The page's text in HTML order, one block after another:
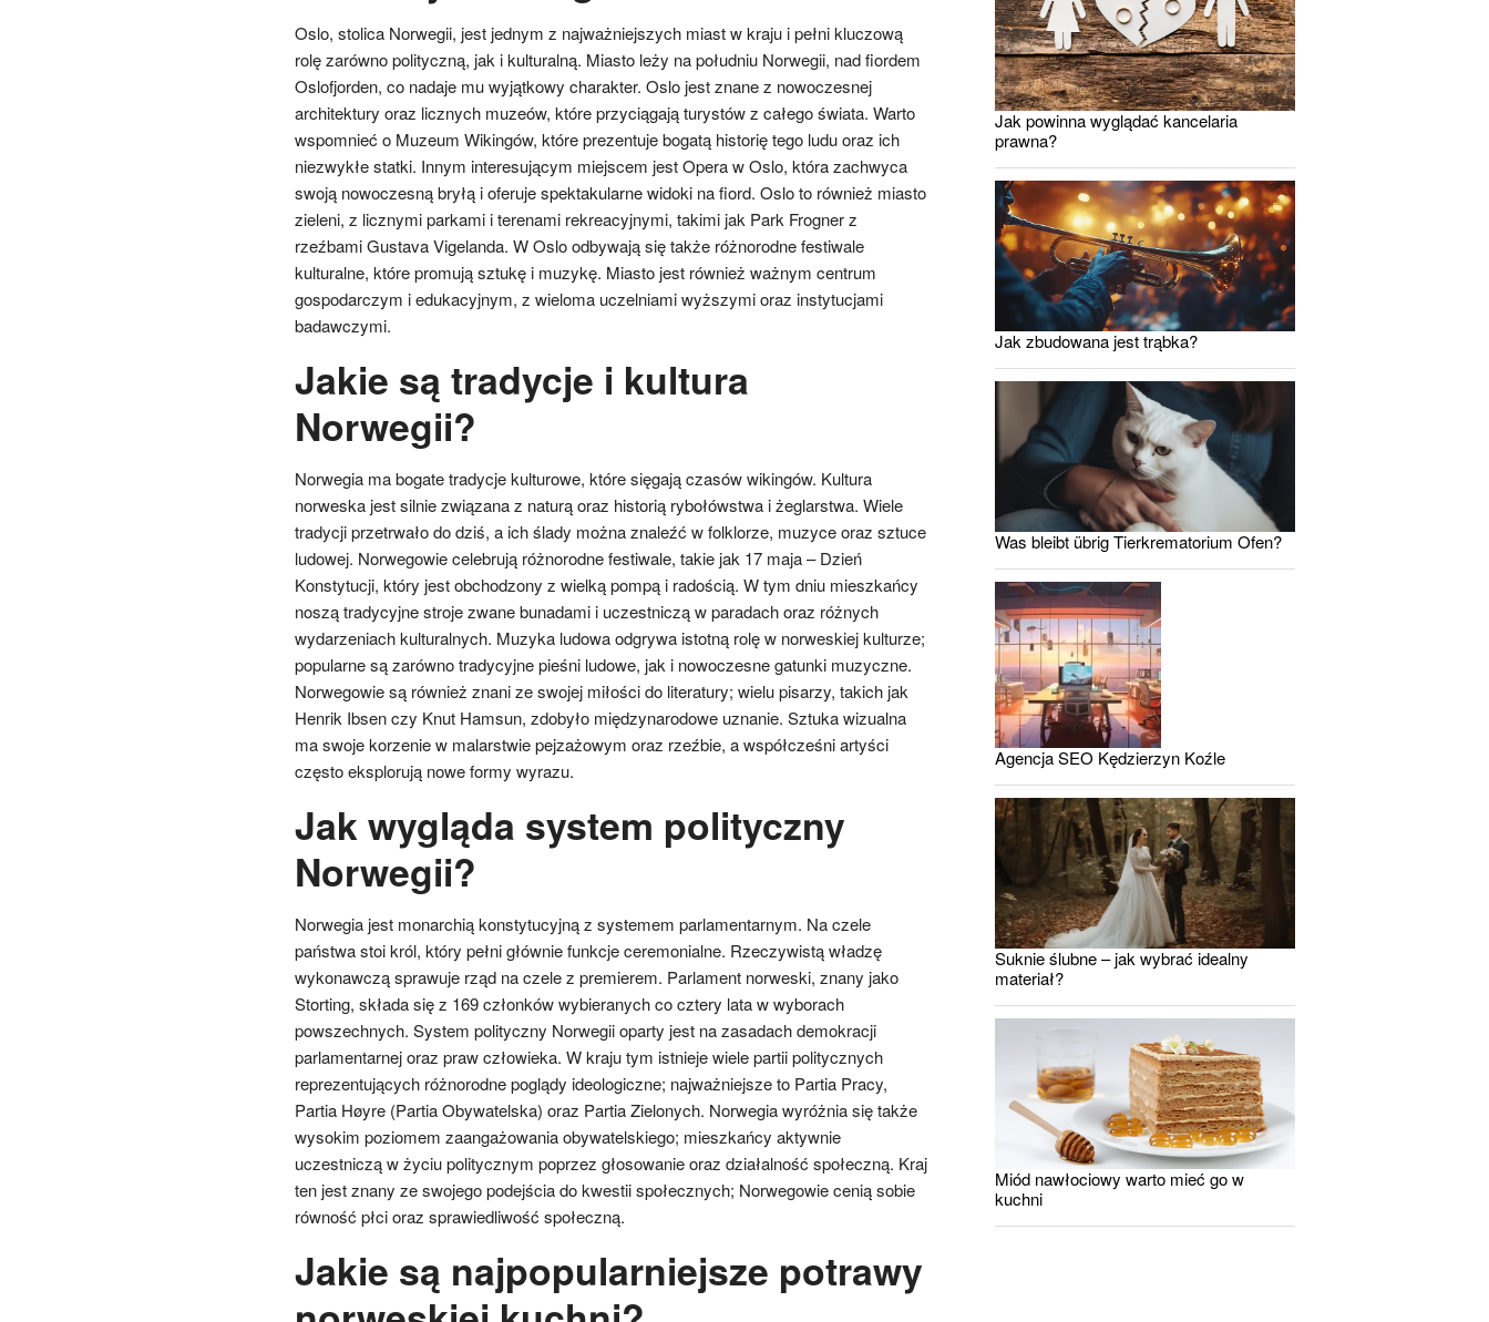
Oslo, stolica Norwegii, jest jednym z najważniejszych miast w kraju i pełni kluczową
rolę zarówno polityczną, jak i kulturalną. Miasto leży na południu Norwegii, nad fiordem
Oslofjorden, co nadaje mu wyjątkowy charakter. Oslo jest znane z nowoczesnej
architektury oraz licznych muzeów, które przyciągają turystów z całego świata. Warto
wspomnieć o Muzeum Wikingów, które prezentuje bogatą historię tego ludu oraz ich
niezwykłe statki. Innym interesującym miejscem jest Opera w Oslo, która zachwyca
swoją nowoczesną bryłą i oferuje spektakularne widoki na fiord. Oslo to również miasto
zieleni, z licznymi parkami i terenami rekreacyjnymi, takimi jak Park Frogner z
rzeźbami Gustava Vigelanda. W Oslo odbywają się także różnorodne festiwale
kulturalne, które promują sztukę i muzykę. Miasto jest również ważnym centrum
gospodarczym i edukacyjnym, z wieloma uczelniami wyższymi oraz instytucjami
badawczymi.
Jakie są tradycje i kultura
Norwegii?
Norwegia ma bogate tradycje kulturowe, które sięgają czasów wikingów. Kultura
norweska jest silnie związana z naturą oraz historią rybołówstwa i żeglarstwa. Wiele
tradycji przetrwało do dziś, a ich ślady można znaleźć w folklorze, muzyce oraz sztuce
ludowej. Norwegowie celebrują różnorodne festiwale, takie jak 17 maja – Dzień
Konstytucji, który jest obchodzony z wielką pompą i radością. W tym dniu mieszkańcy
noszą tradycyjne stroje zwane bunadami i uczestniczą w paradach oraz różnych
wydarzeniach kulturalnych. Muzyka ludowa odgrywa istotną rolę w norweskiej kulturze;
popularne są zarówno tradycyjne pieśni ludowe, jak i nowoczesne gatunki muzyczne.
Norwegowie są również znani ze swojej miłości do literatury; wielu pisarzy, takich jak
Henrik Ibsen czy Knut Hamsun, zdobyło międzynarodowe uznanie. Sztuka wizualna
ma swoje korzenie w malarstwie pejzażowym oraz rzeźbie, a współcześni artyści
często eksplorują nowe formy wyrazu.
Jak wygląda system polityczny
Norwegii?
Norwegia jest monarchią konstytucyjną z systemem parlamentarnym. Na czele
państwa stoi król, który pełni głównie funkcje ceremonialne. Rzeczywistą władzę
wykonawczą sprawuje rząd na czele z premierem. Parlament norweski, znany jako
Storting, składa się z 169 członków wybieranych co cztery lata w wyborach
powszechnych. System polityczny Norwegii oparty jest na zasadach demokracji
parlamentarnej oraz praw człowieka. W kraju tym istnieje wiele partii politycznych
reprezentujących różnorodne poglądy ideologiczne; najważniejsze to Partia Pracy,
Partia Høyre (Partia Obywatelska) oraz Partia Zielonych. Norwegia wyróżnia się także
wysokim poziomem zaangażowania obywatelskiego; mieszkańcy aktywnie
uczestniczą w życiu politycznym poprzez głosowanie oraz działalność społeczną. Kraj
ten jest znany ze swojego podejścia do kwestii społecznych; Norwegowie cenią sobie
równość płci oraz sprawiedliwość społeczną.
Jakie są najpopularniejsze potrawy
Jak powinna wyglądać kancelaria
prawna?
Jak zbudowana jest trąbka?
Was bleibt übrig Tierkrematorium Ofen?
Agencja SEO Kędzierzyn Koźle
Suknie ślubne – jak wybrać idealny
materiał?
Miód nawłociowy warto mieć go w
kuchni